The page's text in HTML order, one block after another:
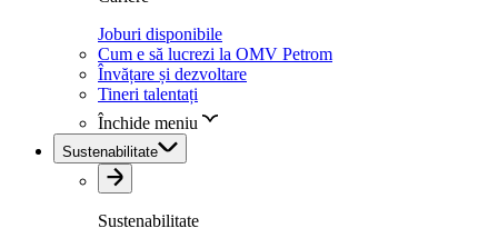
Joburi disponibile
Cum e să lucrezi la OMV Petrom
Învățare și dezvoltare
Tineri talentați
Închide meniu
Sustenabilitate
Sustenabilitate